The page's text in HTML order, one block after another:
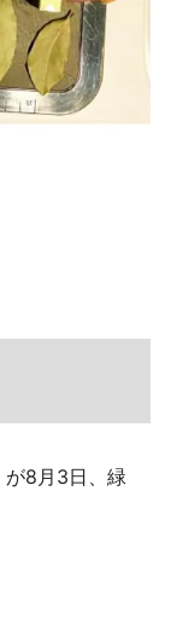
が8月3日、緑